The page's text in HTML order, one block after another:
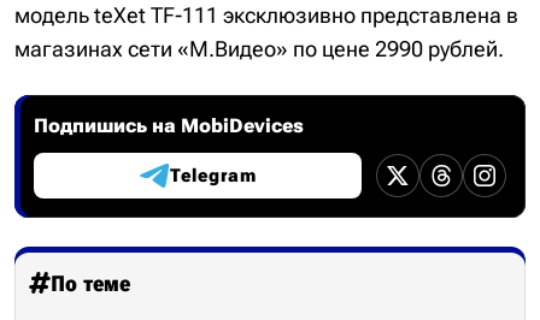
модель teXet TF-111 эксклюзивно представлена в
магазинах сети «М.Видео» по цене 2990 рублей.
Подпишись на MobiDevices
Telegram
По теме